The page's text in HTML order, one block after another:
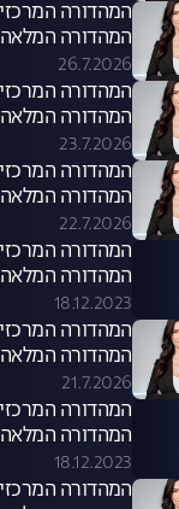
המהדורה המלאה
26.7.2026
המהדורה המלאה
23.7.2026
המהדורה המלאה
22.7.2026
המהדורה המלאה
18.12.2023
המהדורה המלאה
21.7.2026
המהדורה המלאה
18.12.2023